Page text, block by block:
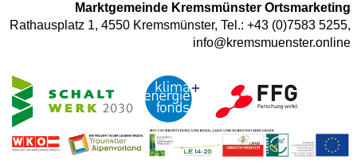
Marktgemeinde Kremsmünster Ortsmarketing
Rathausplatz 1, 4550 Kremsmünster, Tel.: +43 (0)7583 5255,
info@kremsmuenster.online